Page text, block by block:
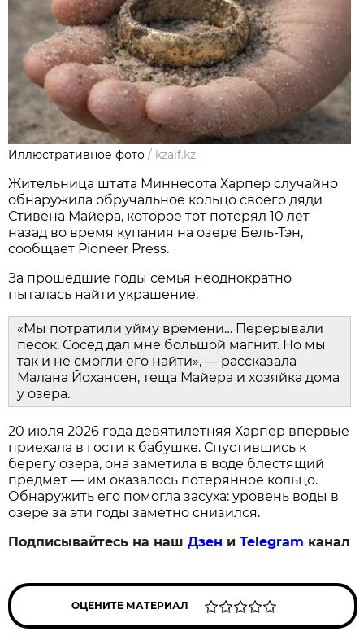
Иллюстративное фото / kzaif.kz
Жительница штата Миннесота Харпер случайно
обнаружила обручальное кольцо своего дяди
Стивена Майера, которое тот потерял 10 лет
назад во время купания на озере Бель-Тэн,
сообщает Pioneer Press.
За прошедшие годы семья неоднократно
пыталась найти украшение.
«Мы потратили уйму времени… Перерывали
песок. Сосед дал мне большой магнит. Но мы
так и не смогли его найти», — рассказала
Малана Йохансен, теща Майера и хозяйка дома
у озера.
20 июля 2026 года девятилетняя Харпер впервые
приехала в гости к бабушке. Спустившись к
берегу озера, она заметила в воде блестящий
предмет — им оказалось потерянное кольцо.
Обнаружить его помогла засуха: уровень воды в
озере за эти годы заметно снизился.
Подписывайтесь на нашДзен иTelegram канал
ОЦЕНИТЕ МАТЕРИАЛ